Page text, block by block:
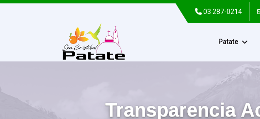
03 287-0214
Patate
Transparencia